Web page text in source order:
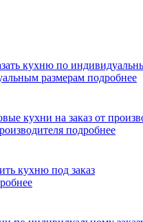
размерам подробнее
подробнее